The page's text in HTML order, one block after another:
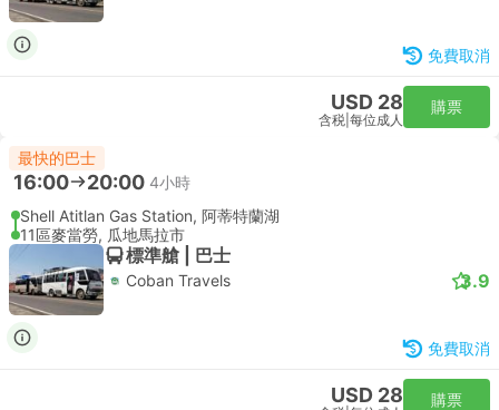
免費取消
USD 28
含税 每位成人
購票
最快的巴士
16:00 20:00 4小時
Shell Atitlan Gas Station, 阿蒂特蘭湖
11區麥當勞, 瓜地馬拉市
標準艙 | 巴士
Coban Travels 3.9
免費取消
USD 28 購票